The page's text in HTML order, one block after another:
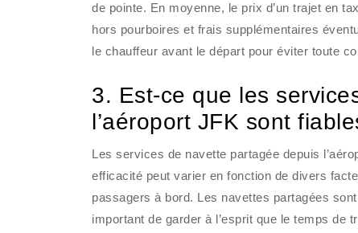
de pointe. En moyenne, le prix d’un trajet en
hors pourboires et frais supplémentaires
le chauffeur avant le départ pour éviter toute
3. Est-ce que les
l’aéroport JFK sont
Les services de navette partagée depuis
efficacité peut varier en fonction de divers
passagers à bord. Les navettes partagées
important de garder à l’esprit que le temps de